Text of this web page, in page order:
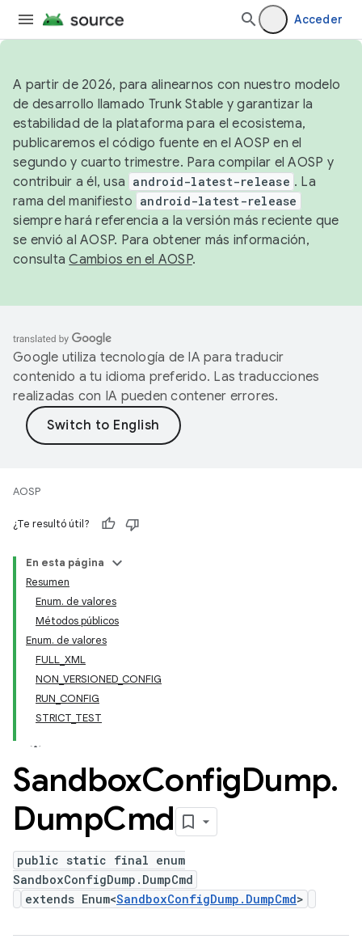
Acceder
A partir de 2026, para alinearnos con nuestro modelo
de desarrollo llamado Trunk Stable y garantizar la
estabilidad de la plataforma para el ecosistema,
publicaremos el código fuente en el AOSP en el
segundo y cuarto trimestre. Para compilar el AOSP y
contribuir a él, usa android-latest-release . La
rama del manifiesto android-latest-release
siempre hará referencia a la versión más reciente que
se envió al AOSP. Para obtener más información,
consultaCambios en el AOSP.
Google utiliza tecnología de IA para traducir
contenido a tu idioma preferido. Las traducciones
realizadas con IA pueden contener errores.
AOSP
¿Te resultó útil?
En esta página
Resumen
Enum. de valores
Métodos públicos
Enum. de valores
FULL_XML
NON_VERSIONED_CONFIG
RUN_CONFIG
STRICT_TEST
SandboxConfigDump.
DumpCmd
public static final enum
SandboxConfigDump.DumpCmd
extends Enum<SandboxConfigDump.DumpCmd>